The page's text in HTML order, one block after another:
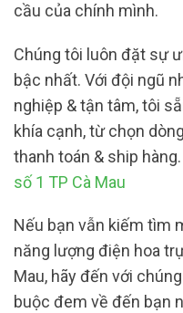
cầu của chính mình.
Chúng tôi luôn đặt sự
bậc nhất. Với đội ngũ
nghiệp & tận tâm, tôi
khía cạnh, từ chọn
thanh toán & ship hàng.
số 1 TP Cà Mau
Nếu bạn vẫn kiếm tìm
năng lượng điện hoa
Mau, hãy đến với
buộc đem về đến bạn